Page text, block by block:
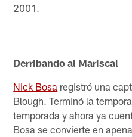
2001.
Derribando al Mariscal
Nick Bosa registró una
Blough. Terminó la
temporada y ahora ya
Bosa se convierte en